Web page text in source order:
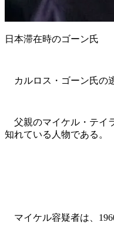
日本滞在時のゴーン氏
カルロス・ゴーン氏の
父親のマイケル・テイ
知れている人物である。
マイケル容疑者は、